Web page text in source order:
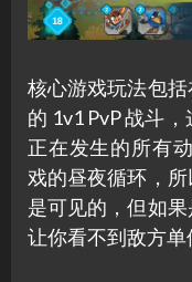
核心游戏玩法包
的 1v1 PvP 战斗
正在发生的所有
戏的昼夜循环，
是可见的，但如
让你看不到敌方单